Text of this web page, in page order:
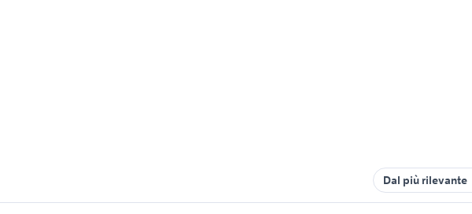
Dal più rilevante